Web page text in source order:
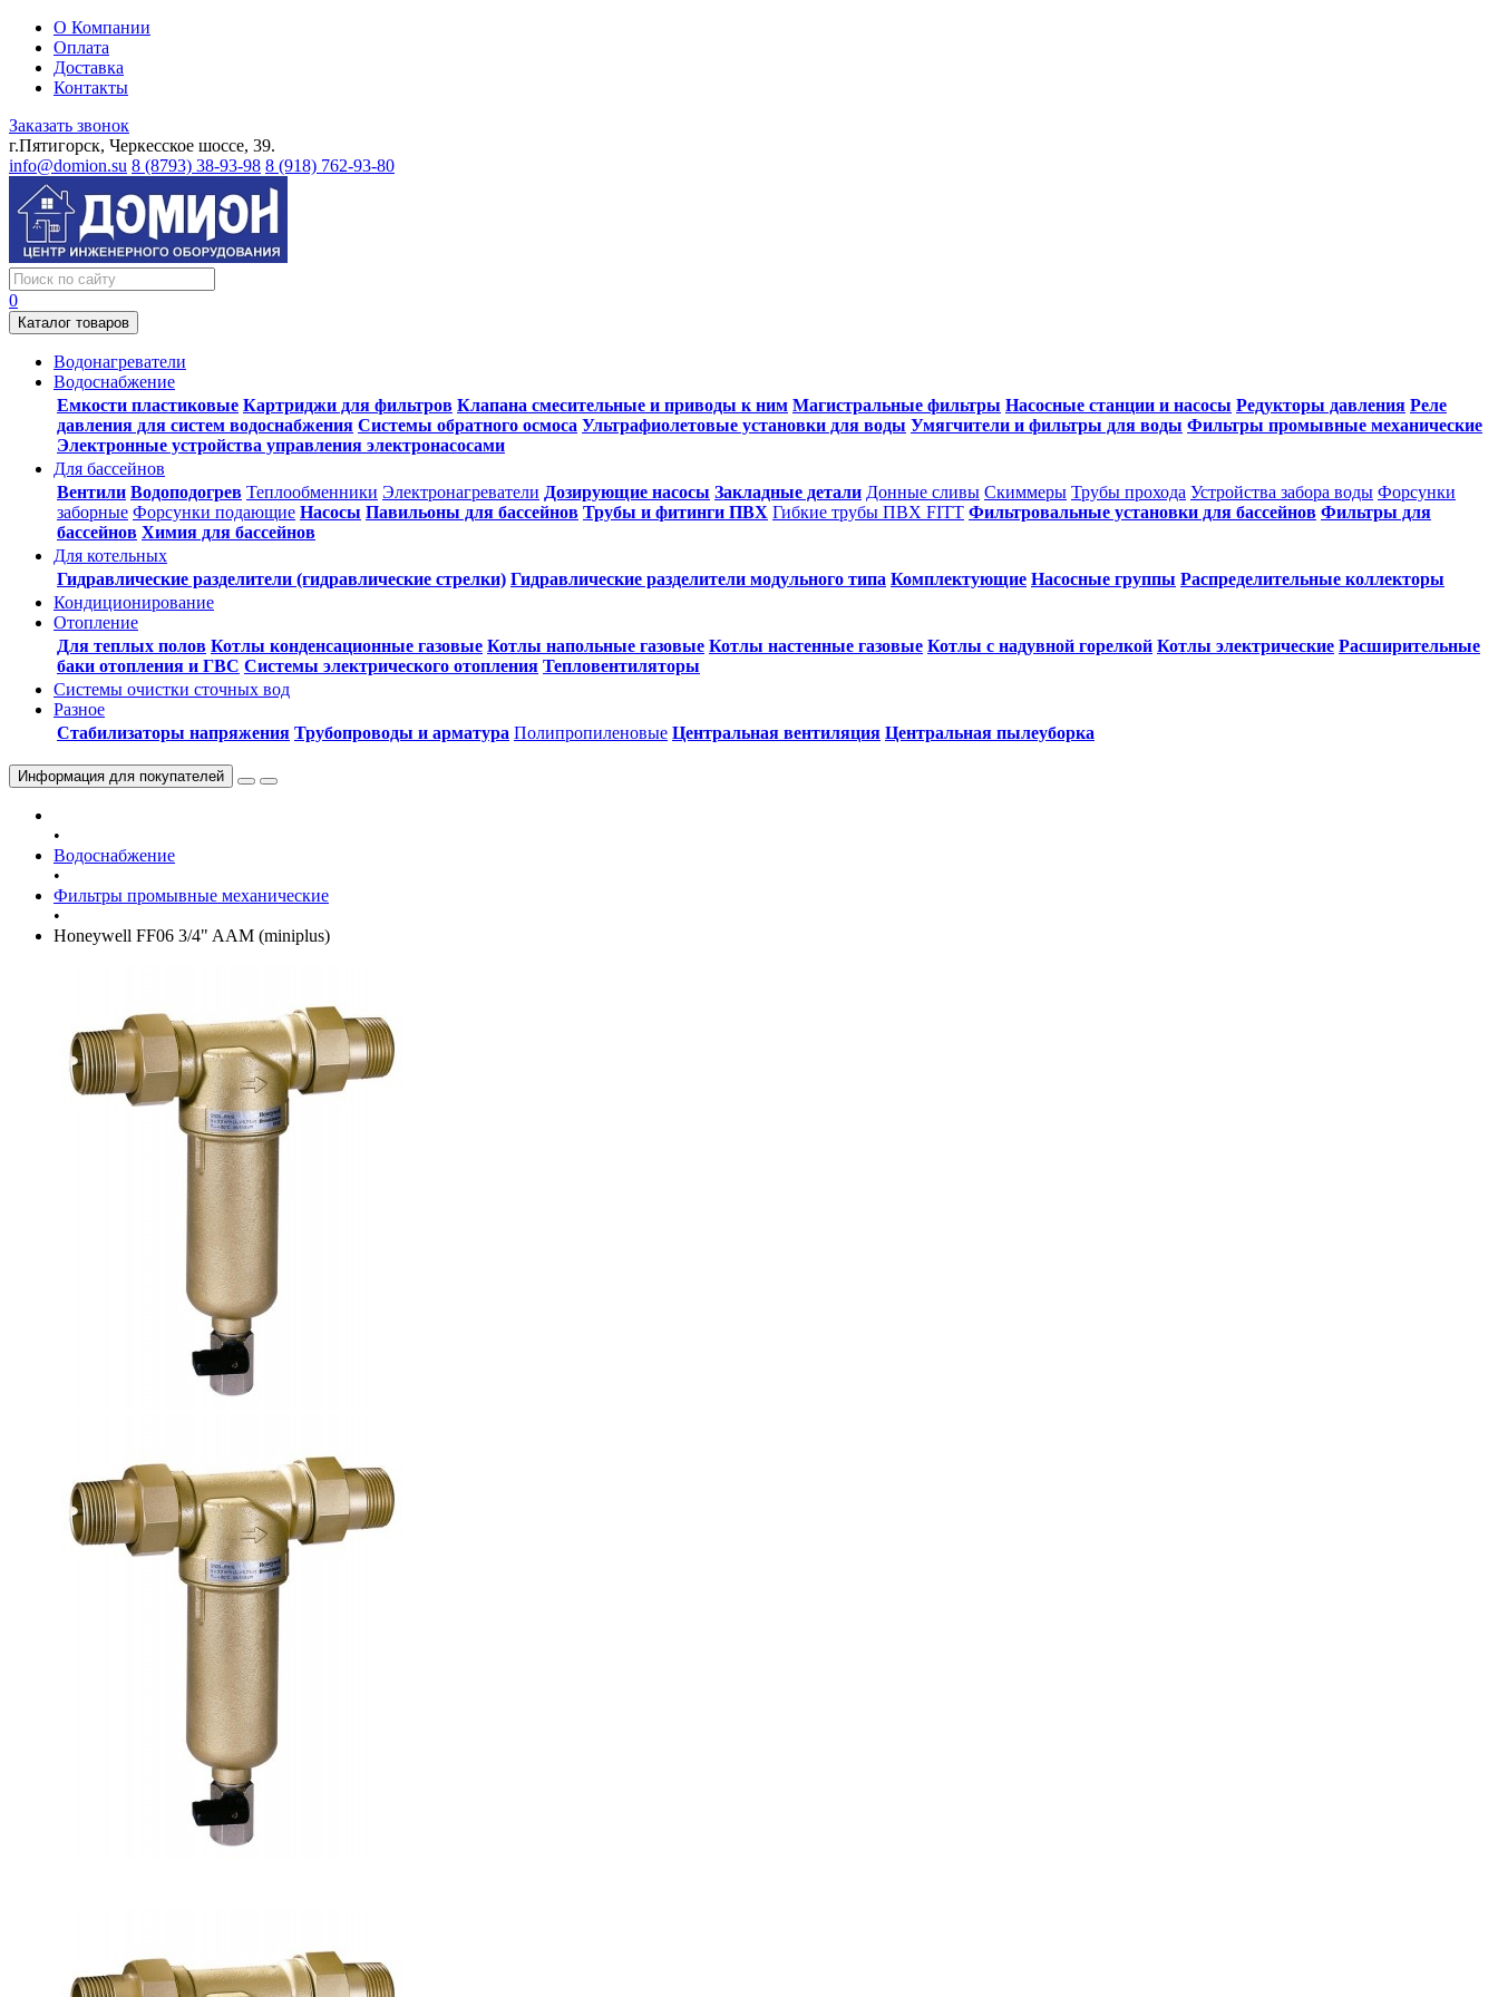
О Компании
Оплата
Доставка
Контакты
Заказать звонок
г.Пятигорск, Черкесское шоссе, 39.
info@domion.su 8 (8793) 38-93-98 8 (918) 762-93-80
0
Каталог товаров
Водонагреватели
Водоснабжение
Емкости пластиковые Картриджи для фильтров Клапана смесительные и приводы к ним Магистральные фильтры Насосные станции и насосы Редукторы давления Реле
давления для систем водоснабжения Системы обратного осмоса Ультрафиолетовые установки для воды Умягчители и фильтры для воды Фильтры промывные механические
Электронные устройства управления электронасосами
Для бассейнов
Вентили Водоподогрев Теплообменники Электронагреватели Дозирующие насосы Закладные детали Донные сливы Скиммеры Трубы прохода Устройства забора воды Форсунки
заборные Форсунки подающие Насосы Павильоны для бассейнов Трубы и фитинги ПВХ Гибкие трубы ПВХ FITT Фильтровальные установки для бассейнов Фильтры для
бассейнов Химия для бассейнов
Для котельных
Гидравлические разделители (гидравлические стрелки) Гидравлические разделители модульного типа Комплектующие Насосные группы Распределительные коллекторы
Кондиционирование
Отопление
Для теплых полов Котлы конденсационные газовые Котлы напольные газовые Котлы настенные газовые Котлы с надувной горелкой Котлы электрические Расширительные
баки отопления и ГВС Системы электрического отопления Тепловентиляторы
Системы очистки сточных вод
Разное
Стабилизаторы напряжения Трубопроводы и арматура Полипропиленовые Центральная вентиляция Центральная пылеуборка
Информация для покупателей
•
Водоснабжение
•
Фильтры промывные механические
•
Honeywell FF06 3/4" AAM (miniplus)